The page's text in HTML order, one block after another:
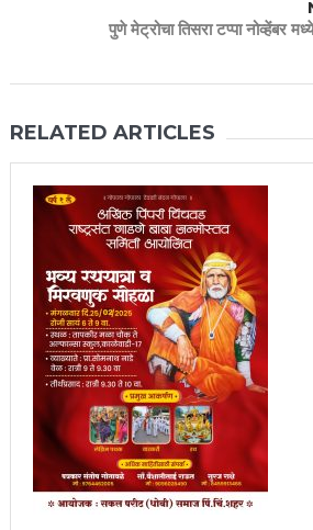
पुणे मेट्रोचा तिसरा टप्पा नोव्हेंबर
RELATED ARTICLES